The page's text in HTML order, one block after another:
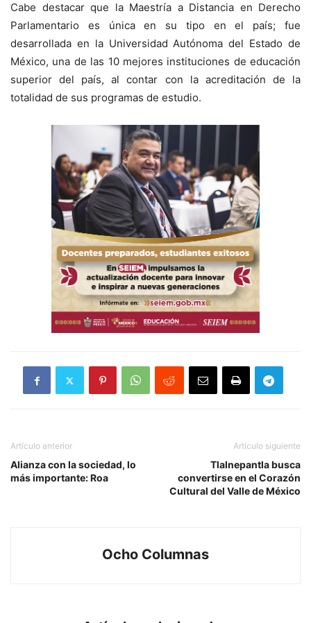
Cabe destacar que la Maestría a Distancia en Derecho
Parlamentario es única en su tipo en el país; fue
desarrollada en la Universidad Autónoma del Estado de
México, una de las 10 mejores instituciones de educación
superior del país, al contar con la acreditación de la
totalidad de sus programas de estudio.
Artículo anterior
Alianza con la sociedad, lo
más importante: Roa
Artículo siguiente
Tlalnepantla busca
convertirse en el Corazón
Cultural del Valle de México
Ocho Columnas